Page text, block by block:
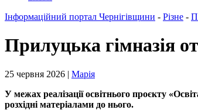
Інформаційний портал Чернігівщини - Різне -
Прилуцька гімназія
25 червня 2026 | Марія
У межах реалізації освітнього проєкту
розхідні матеріалами до нього.